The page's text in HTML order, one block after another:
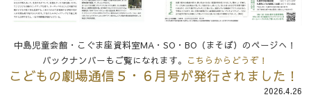
中島児童会館・こぐま座資料室MA・SO・BO（まそぼ）のページへ！
バックナンバーもご覧になれます。 こちらからどうぞ！
こどもの劇場通信５・６月号が発行されました！
2026.4.26